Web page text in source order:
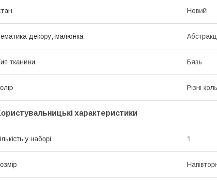
Новий
декору, малюнка
тканини Бязь
Різні
характеристики
у наборі 1